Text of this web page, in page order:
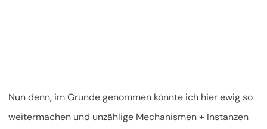
Nun denn, im Grunde genommen könnte ich hier ewig so
weitermachen und unzählige Mechanismen + Instanzen